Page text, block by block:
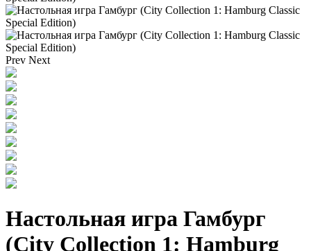
Prev Next
Настольная игра Гамбург
(City Collection 1: Hamburg